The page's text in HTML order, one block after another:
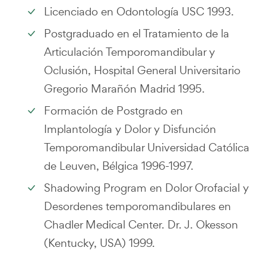
Licenciado en Odontología USC 1993.
Postgraduado en el Tratamiento de la
Articulación Temporomandibular y
Oclusión, Hospital General Universitario
Gregorio Marañón Madrid 1995.
Formación de Postgrado en
Implantología y Dolor y Disfunción
Temporomandibular Universidad Católica
de Leuven, Bélgica 1996-1997.
Shadowing Program en Dolor Orofacial y
Desordenes temporomandibulares en
Chadler Medical Center. Dr. J. Okesson
(Kentucky, USA) 1999.